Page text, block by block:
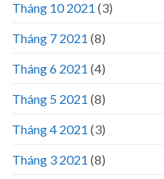
Tháng 10 2021 (3)
Tháng 7 2021 (8)
Tháng 6 2021 (4)
Tháng 5 2021 (8)
Tháng 4 2021 (3)
Tháng 3 2021 (8)